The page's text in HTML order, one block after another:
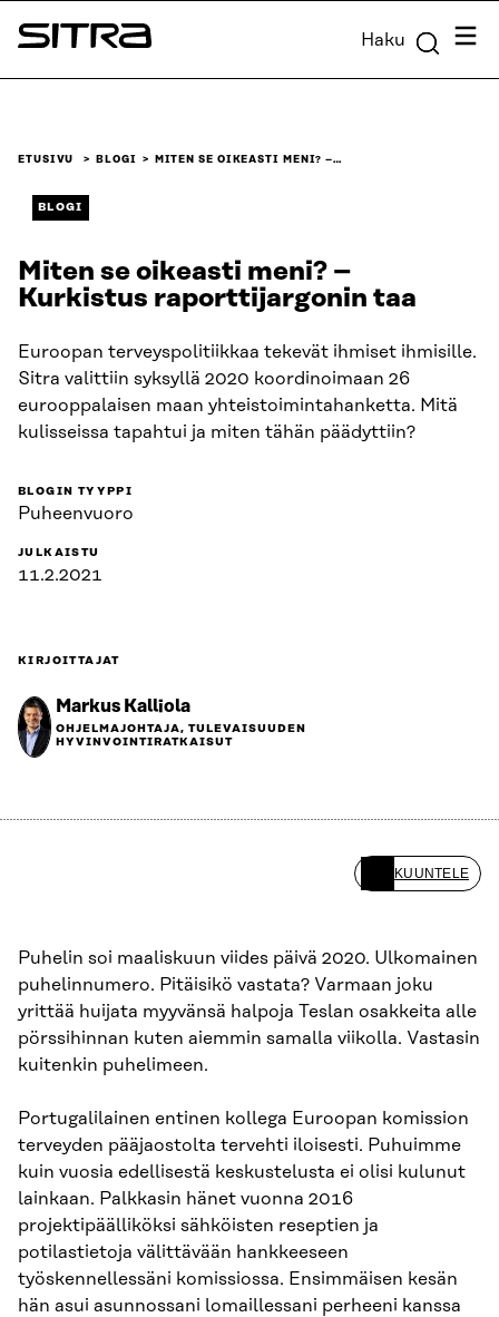
Siirry
suoraan
Sitra Haku
ETUSIVU BLOGI MITEN SE OIKEASTI MENI? –…
BLOGI
Miten se oikeasti meni? –
Kurkistus raporttijargonin taa
Euroopan terveyspolitiikkaa tekevät ihmiset ihmisille.
Sitra valittiin syksyllä 2020 koordinoimaan 26
eurooppalaisen maan yhteistoimintahanketta. Mitä
kulisseissa tapahtui ja miten tähän päädyttiin?
BLOGIN TYYPPI
Puheenvuoro
JULKAISTU
11.2.2021
KIRJOITTAJAT
Markus Kalliola
OHJELMAJOHTAJA, TULEVAISUUDEN
HYVINVOINTIRATKAISUT
KUUNTELE
Puhelin soi maaliskuun viides päivä 2020. Ulkomainen
puhelinnumero. Pitäisikö vastata? Varmaan joku
yrittää huijata myyvänsä halpoja Teslan osakkeita alle
pörssihinnan kuten aiemmin samalla viikolla. Vastasin
kuitenkin puhelimeen.
Portugalilainen entinen kollega Euroopan komission
terveyden pääjaostolta tervehti iloisesti. Puhuimme
kuin vuosia edellisestä keskustelusta ei olisi kulunut
lainkaan. Palkkasin hänet vuonna 2016
projektipäälliköksi sähköisten reseptien ja
potilastietoja välittävään hankkeeseen
työskennellessäni komissiossa. Ensimmäisen kesän
hän asui asunnossani lomaillessani perheeni kanssa